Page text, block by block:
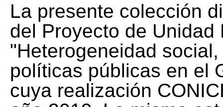
La presente colección
del Proyecto de Unidad
"Heterogeneidad
políticas públicas en el
cuya realización